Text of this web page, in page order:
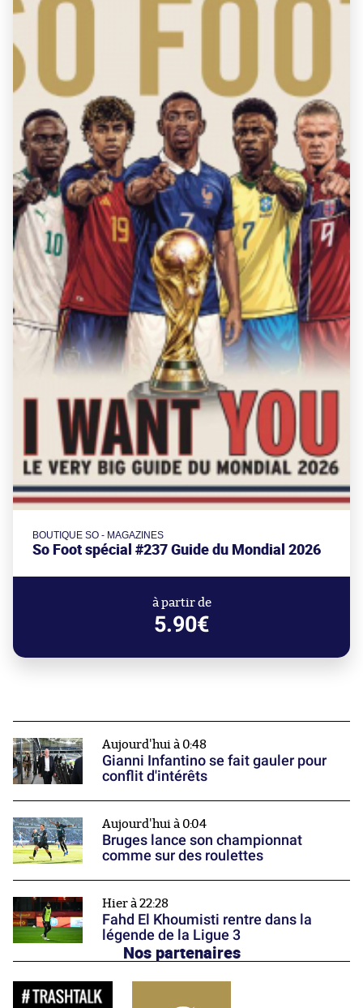
BOUTIQUE SO - MAGAZINES
So Foot spécial #237 Guide du Mondial 2026
à partir de
5.90€
Aujourd'hui à 0:48
Gianni Infantino se fait gauler pour
conflit d'intérêts
Aujourd'hui à 0:04
Bruges lance son championnat
comme sur des roulettes
Hier à 22:28
Fahd El Khoumisti rentre dans la
légende de la Ligue 3
Nos partenaires